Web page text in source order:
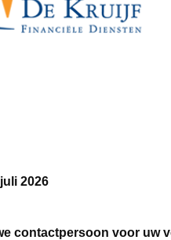
2026
contactpersoon voor uw